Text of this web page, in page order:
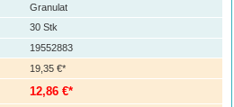
Granulat
30 Stk
19552883
19,35 €*
12,86 €*